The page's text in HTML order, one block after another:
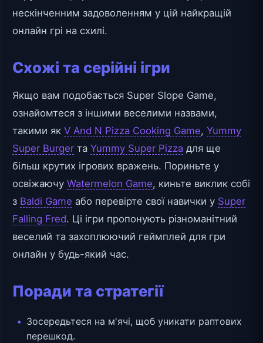
нескінченним задоволенням у цій найкращій
онлайн грі на схилі.
Схожі та серійні ігри
Якщо вам подобається Super Slope Game,
ознайомтеся з іншими веселими назвами,
такими як V And N Pizza Cooking Game, Yummy
Super Burger та Yummy Super Pizza для ще
більш крутих ігрових вражень. Пориньте у
освіжаючу Watermelon Game, киньте виклик собі
з Baldi Game або перевірте свої навички у Super
Falling Fred. Ці ігри пропонують різноманітний
веселий та захоплюючий геймплей для гри
онлайн у будь-який час.
Поради та стратегії
Зосередьтеся на м'ячі, щоб уникати раптових
перешкод.